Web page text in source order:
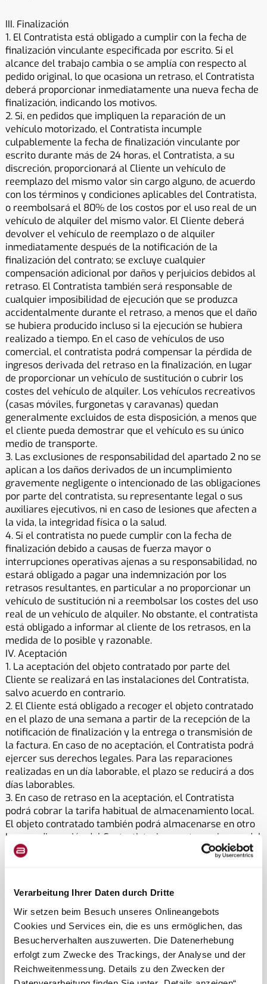
Verarbeitung Ihrer Daten durch Dritte
Wir setzen beim Besuch unseres Onlineangebots
Cookies und Services ein, die es uns ermöglichen, das
Besucherverhalten auszuwerten. Die Datenerhebung
erfolgt zum Zwecke des Trackings, der Analyse und der
Reichweitenmessung. Details zu den Zwecken der
III. Finalización
1. El Contratista está obligado a cumplir con la fecha de
finalización vinculante especificada por escrito. Si el
alcance del trabajo cambia o se amplía con respecto al
pedido original, lo que ocasiona un retraso, el Contratista
deberá proporcionar inmediatamente una nueva fecha de
finalización, indicando los motivos.
2. Si, en pedidos que impliquen la reparación de un
vehículo motorizado, el Contratista incumple
culpablemente la fecha de finalización vinculante por
escrito durante más de 24 horas, el Contratista, a su
discreción, proporcionará al Cliente un vehículo de
reemplazo del mismo valor sin cargo alguno, de acuerdo
con los términos y condiciones aplicables del Contratista,
o reembolsará el 80% de los costos por el uso real de un
vehículo de alquiler del mismo valor. El Cliente deberá
devolver el vehículo de reemplazo o de alquiler
inmediatamente después de la notificación de la
finalización del contrato; se excluye cualquier
compensación adicional por daños y perjuicios debidos al
retraso. El Contratista también será responsable de
cualquier imposibilidad de ejecución que se produzca
accidentalmente durante el retraso, a menos que el daño
se hubiera producido incluso si la ejecución se hubiera
realizado a tiempo. En el caso de vehículos de uso
comercial, el contratista podrá compensar la pérdida de
ingresos derivada del retraso en la finalización, en lugar
de proporcionar un vehículo de sustitución o cubrir los
costes del vehículo de alquiler. Los vehículos recreativos
(casas móviles, furgonetas y caravanas) quedan
generalmente excluidos de esta disposición, a menos que
el cliente pueda demostrar que el vehículo es su único
medio de transporte.
3. Las exclusiones de responsabilidad del apartado 2 no se
aplican a los daños derivados de un incumplimiento
gravemente negligente o intencionado de las obligaciones
por parte del contratista, su representante legal o sus
auxiliares ejecutivos, ni en caso de lesiones que afecten a
la vida, la integridad física o la salud.
4. Si el contratista no puede cumplir con la fecha de
finalización debido a causas de fuerza mayor o
interrupciones operativas ajenas a su responsabilidad, no
estará obligado a pagar una indemnización por los
retrasos resultantes, en particular a no proporcionar un
vehículo de sustitución ni a reembolsar los costes del uso
real de un vehículo de alquiler. No obstante, el contratista
está obligado a informar al cliente de los retrasos, en la
medida de lo posible y razonable.
IV. Aceptación
1. La aceptación del objeto contratado por parte del
Cliente se realizará en las instalaciones del Contratista,
salvo acuerdo en contrario.
2. El Cliente está obligado a recoger el objeto contratado
en el plazo de una semana a partir de la recepción de la
notificación de finalización y la entrega o transmisión de
la factura. En caso de no aceptación, el Contratista podrá
ejercer sus derechos legales. Para las reparaciones
realizadas en un día laborable, el plazo se reducirá a dos
días laborables.
3. En caso de retraso en la aceptación, el Contratista
podrá cobrar la tarifa habitual de almacenamiento local.
El objeto contratado también podrá almacenarse en otro
lugar, a discreción del Contratista. Los costes y riesgos del
almacenamiento correrán a cargo del Cliente.
obra técnicamente independiente, así como de las piezas
por separado en la factura.
Si el Cliente solicita la recogida o entrega del objeto
contratado, esta correrá por su cuenta y riesgo. La
responsabilidad por negligencia no se verá afectada. 2. Si
el pedido se realiza con base en un presupuesto
vinculante, basta con una referencia al presupuesto,